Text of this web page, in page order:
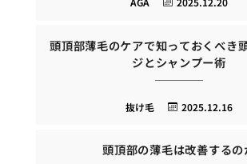
頭頂部薄毛のケアで知っておくべき
ジとシャンプー術
2025.12.16
抜け毛
頭頂部の薄毛は改善するの